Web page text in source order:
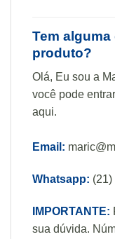
Tem
produto?
Olá, Eu sou a
você pode
aqui.
Email:
Whatsapp:
IMPORTANTE:
sua dúvida.